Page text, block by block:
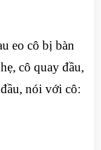
eo cô bị bàn
cô quay đầu,
nói với cô: